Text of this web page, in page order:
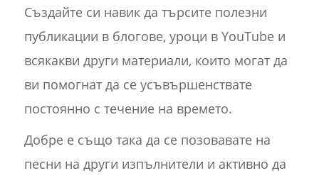
Създайте си навик да търсите полезни
публикации в блогове, уроци в YouTube и
всякакви други материали, които могат да
ви помогнат да се усъвършенствате
постоянно с течение на времето.
Добре е също така да се позовавате на
песни на други изпълнители и активно да